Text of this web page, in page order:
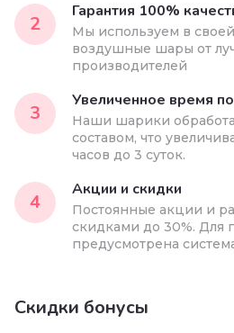
2
Гарантия 100%
Мы используем в
воздушные шары от
производителей
3
Увеличенное время
Наши шарики
составом, что
часов до 3 суток.
4
Акции и скидки
Постоянные акции и
скидками до 30%. Для
предусмотрена
Скидки бонусы